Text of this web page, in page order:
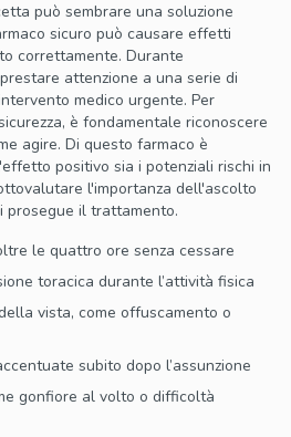
può sembrare una soluzione
sicuro può causare effetti
correttamente. Durante
attenzione a una serie di
medico urgente. Per
è fondamentale riconoscere
agire. Di questo farmaco è
positivo sia i potenziali rischi in
l'importanza dell'ascolto
prosegue il trattamento.
le quattro ore senza cessare
toracica durante l’attività fisica
vista, come offuscamento o
subito dopo l’assunzione
gonfiore al volto o difficoltà